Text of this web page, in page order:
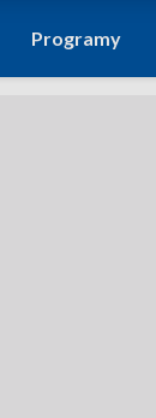
Programy